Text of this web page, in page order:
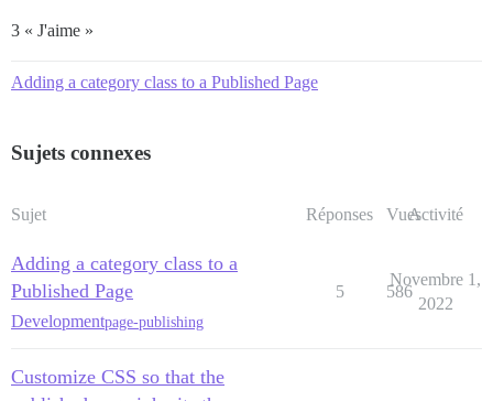
3 « J'aime »
Adding a category class to a Published Page
Sujets connexes
Sujet Réponses VuesActivité
Adding a category class to a
Published Page
Developmentpage-publishing
5 586
Novembre 1,
2022
Customize CSS so that the